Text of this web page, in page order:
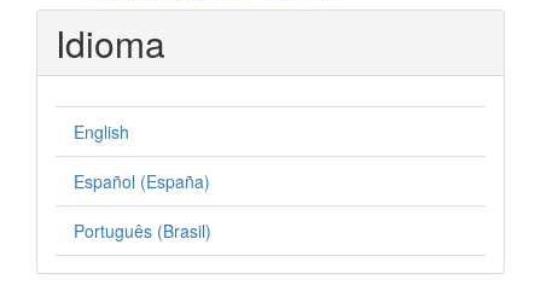
Idioma
English
Español (España)
Português (Brasil)